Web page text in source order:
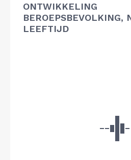
ONTWIKKELING
BEROEPSBEVOLKING,
LEEFTIJD